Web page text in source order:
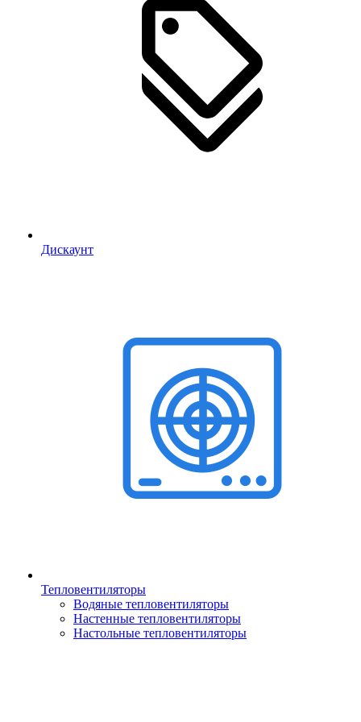
Дискаунт
Тепловентиляторы
Водяные тепловентиляторы
Настенные тепловентиляторы
Настольные тепловентиляторы